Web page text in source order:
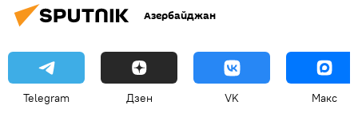
Азербайджан
Telegram Дзен VK Макс